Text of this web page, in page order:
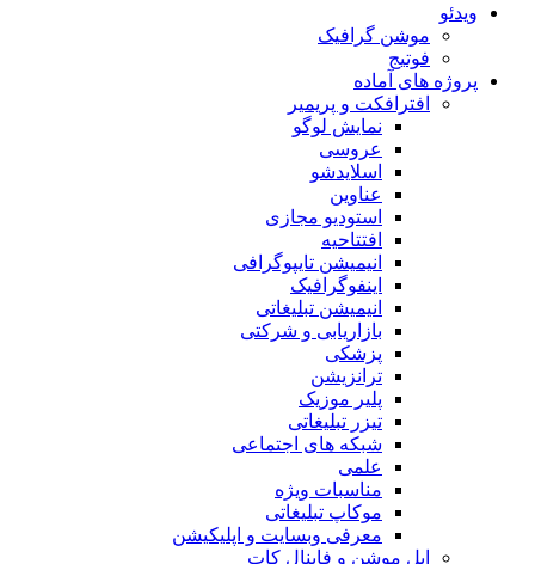
ویدئو
موشن گرافیک
فوتیج
پروژه های آماده
افترافکت و پریمیر
نمایش لوگو
عروسی
اسلایدشو
عناوین
استودیو مجازی
افتتاحیه
انیمیشن تایپوگرافی
اینفوگرافیک
انیمیشن تبلیغاتی
بازاریابی و شرکتی
پزشکی
ترانزیشن
پلیر موزیک
تیزر تبلیغاتی
شبکه های اجتماعی
علمی
مناسبات ویژه
موکاپ تبلیغاتی
معرفی وبسایت و اپلیکیشن
اپل موشن و فاینال کات